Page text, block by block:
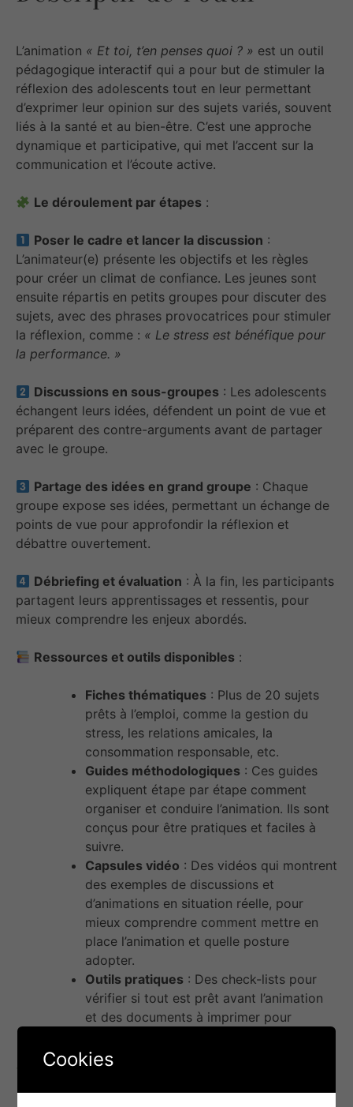
L’animation « Et toi, t’en penses quoi ? » est un outil
pédagogique interactif qui a pour but de stimuler la
réflexion des adolescents tout en leur permettant
d’exprimer leur opinion sur des sujets variés, souvent
liés à la santé et au bien-être. C’est une approche
dynamique et participative, qui met l’accent sur la
communication et l’écoute active.
Le déroulement par étapes :
Poser le cadre et lancer la discussion :
L’animateur(e) présente les objectifs et les règles
pour créer un climat de confiance. Les jeunes sont
ensuite répartis en petits groupes pour discuter des
sujets, avec des phrases provocatrices pour stimuler
la réflexion, comme : « Le stress est bénéfique pour
la performance. »
Discussions en sous-groupes : Les adolescents
échangent leurs idées, défendent un point de vue et
préparent des contre-arguments avant de partager
avec le groupe.
Partage des idées en grand groupe : Chaque
groupe expose ses idées, permettant un échange de
points de vue pour approfondir la réflexion et
débattre ouvertement.
Débriefing et évaluation : À la fin, les participants
partagent leurs apprentissages et ressentis, pour
mieux comprendre les enjeux abordés.
Ressources et outils disponibles :
Fiches thématiques : Plus de 20 sujets
prêts à l’emploi, comme la gestion du
stress, les relations amicales, la
consommation responsable, etc.
Guides méthodologiques : Ces guides
expliquent étape par étape comment
organiser et conduire l’animation. Ils sont
conçus pour être pratiques et faciles à
suivre.
Capsules vidéo : Des vidéos qui montrent
des exemples de discussions et
d’animations en situation réelle, pour
mieux comprendre comment mettre en
place l’animation et quelle posture
adopter.
Outils pratiques : Des check-lists pour
vérifier si tout est prêt avant l’animation
et des documents à imprimer pour
Cookies